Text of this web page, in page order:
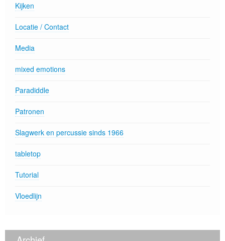
Kijken
Locatie / Contact
Media
mixed emotions
Paradiddle
Patronen
Slagwerk en percussie sinds 1966
tabletop
Tutorial
Vloedlijn